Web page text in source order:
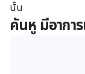
นั้น
คันหู มีอากา